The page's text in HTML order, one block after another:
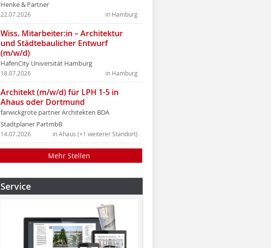
Henke & Partner
in Hamburg
22.07.2026
Wiss. Mitarbeiter:in – Architektur
und Städtebaulicher Entwurf
(m/w/d)
HafenCity Universität Hamburg
in Hamburg
18.07.2026
Architekt (m/w/d) für LPH 1-5 in
Ahaus oder Dortmund
farwickgrote partner Architekten BDA
Stadtplaner PartmbB
in Ahaus (+1 weiterer Standort)
14.07.2026
Mehr Stellen
Service